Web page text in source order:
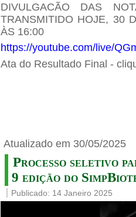
DIVULGACÃO DAS
TRANSMITIDO HOJE, 30
ÀS 16:00
https://youtube.com/live/
Ata do Resultado Final -
Atualizado em 30/05/2025
Processo seletivo
9 edição do
Publicado: 14 Janeiro 2025